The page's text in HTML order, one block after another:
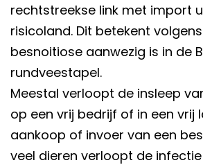
rechtstreekse link met import
risicoland. Dit betekent
besnoitiose aanwezig is in de
rundveestapel.
Meestal verloopt de insleep
op een vrij bedrijf of in een vrij
aankoop of invoer van een
veel dieren verloopt de